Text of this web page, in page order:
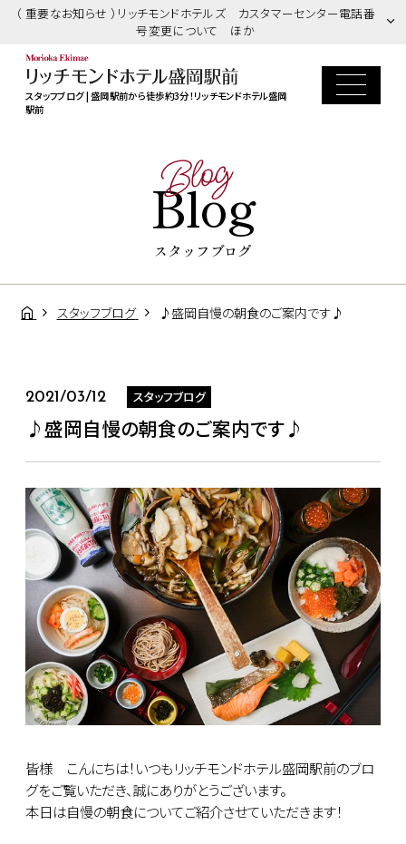
（ 重要なお知らせ ）リッチモンドホテルズ カスタマーセンター電話番
号変更について ほか
スタッフブログ | 盛岡駅前から徒歩約3分！リッチモンドホテル盛岡
駅前
Blog
Blog
スタッフブログ
スタッフブログ ♪盛岡自慢の朝食のご案内です♪
2021/03/12 スタッフブログ
♪盛岡自慢の朝食のご案内です♪
皆様 こんにちは！いつもリッチモンドホテル盛岡駅前のブロ
グをご覧いただき、誠にありがとうございます。
本日は自慢の朝食についてご紹介させていただきます！